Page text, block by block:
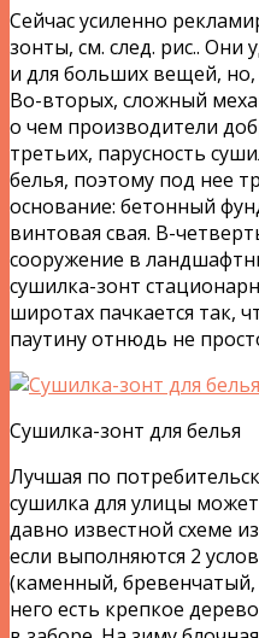
Сейчас усиленно
зонты, см. след. рис.. Они
и для больших вещей,
Во-вторых, сложный
о чем производители
третьих, парусность
белья, поэтому под нее
основание: бетонный
винтовая свая. В-
сооружение в
сушилка-зонт
широтах пачкается так,
паутину отнюдь не
Сушилка-зонт для белья
Лучшая по
сушилка для улицы
давно известной схеме
если выполняются 2
(каменный, бревенчатый,
него есть крепкое